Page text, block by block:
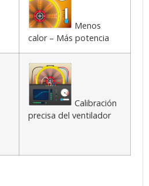
Menos
calor – Más potencia
Calibración
precisa del ventilador